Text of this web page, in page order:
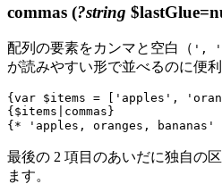
commas (?string
配列の要素をカンマと空白（ ', '
が読みやすい形で並べるのに便利
{var $items = ['apples',
{$items|commas}
最後の 2 項目のあいだに独自の
ます。